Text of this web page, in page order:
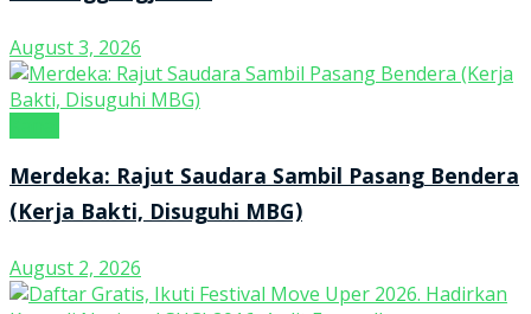
August 3, 2026
Merdeka: Rajut Saudara Sambil Pasang Bendera
(Kerja Bakti, Disuguhi MBG)
August 2, 2026